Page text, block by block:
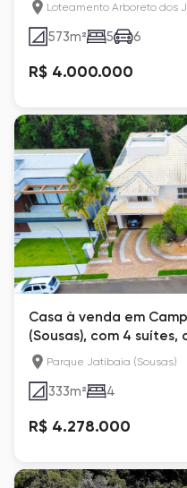
Loteamento Arboreto dos
573m² 5 6
R$ 4.000.000
Casa à venda em
(Sousas), com 4 suítes,
Araucárias
Parque Jatibaia (Sousas)
333m² 4
R$ 4.278.000